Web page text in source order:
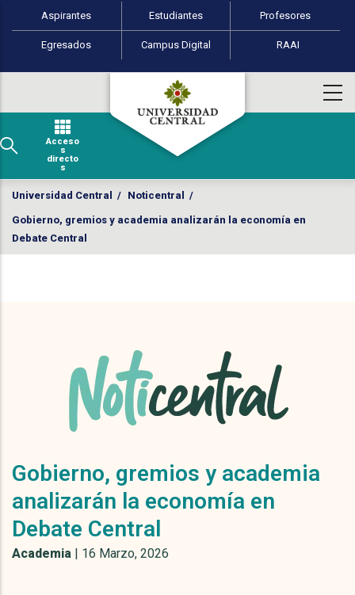
Pasar al contenido principal
Perfiles de usuario
Aspirantes Estudiantes Profesores
Egresados Campus Digital RAAI
Acceso
s
directo
s
Universidad Central / Noticentral /
Gobierno, gremios y academia analizarán la economía en
Debate Central
Gobierno, gremios y academia
analizarán la economía en
Debate Central
Academia | 16 Marzo, 2026